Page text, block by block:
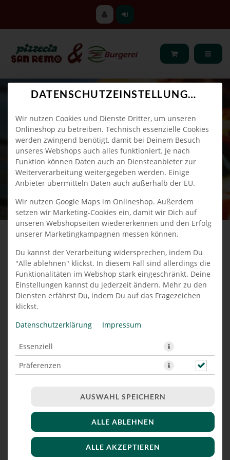
DATENSCHUTZEINSTELLUNGEN
Wir nutzen Cookies und Dienste Dritter, um unseren
Onlineshop zu betreiben. Technisch essenzielle Cookies
werden zwingend benötigt, damit bei Deinem Besuch
unseres Webshops auch alles funktioniert. Je nach
Funktion können Daten auch an Diensteanbieter zur
Weiterverarbeitung weitergegeben werden. Einige
Anbieter übermitteln Daten auch außerhalb der EU.
Wir nutzen Google Maps im Onlineshop. Außerdem
setzen wir Marketing-Cookies ein, damit wir Dich auf
unseren Webshopseiten wiedererkennen und den Erfolg
unserer Marketingkampagnen messen können.
Du kannst der Verarbeitung widersprechen, indem Du
"Alle ablehnen" klickst. In diesem Fall sind allerdings die
Funktionalitäten im Webshop stark eingeschränkt. Deine
Einstellungen kannst du jederzeit ändern. Mehr zu den
Diensten erfährst Du, indem Du auf das Fragezeichen
klickst.
Datenschutzerklärung
Impressum
Essenziell
Präferenzen
AUSWAHL SPEICHERN
ALLE ABLEHNEN
ALLE AKZEPTIEREN
PIZZA PARMA 34 CM
mit luftgetrocknetem Schinken ''tipo Parma'', Rucola &